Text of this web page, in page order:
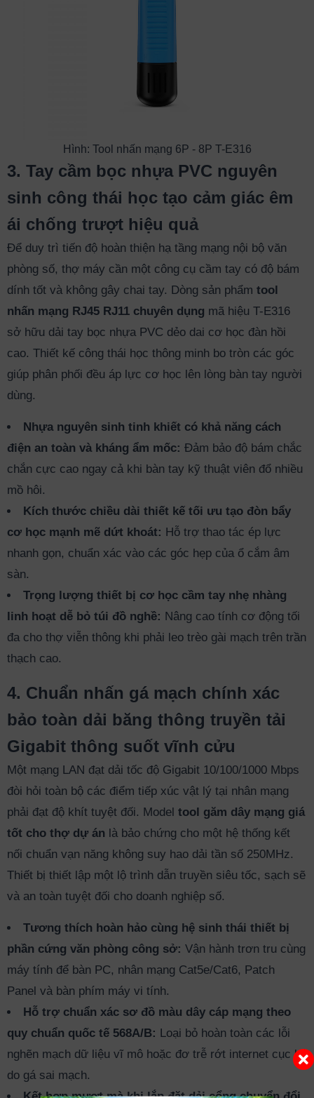
Hình: Tool nhấn mạng 6P - 8P T-E316
3. Tay cầm bọc nhựa PVC nguyên
sinh công thái học tạo cảm giác êm
ái chống trượt hiệu quả
Để duy trì tiến độ hoàn thiện hạ tầng mạng nội bộ văn
phòng số, thợ máy cần một công cụ cầm tay có độ bám
dính tốt và không gây chai tay. Dòng sản phẩm tool
nhấn mạng RJ45 RJ11 chuyên dụng mã hiệu T-E316
sở hữu dải tay bọc nhựa PVC dẻo dai cơ học đàn hồi
cao. Thiết kế công thái học thông minh bo tròn các góc
giúp phân phối đều áp lực cơ học lên lòng bàn tay người
dùng.
Nhựa nguyên sinh tinh khiết có khả năng cách
điện an toàn và kháng ẩm mốc: Đảm bảo độ bám chắc
chắn cực cao ngay cả khi bàn tay kỹ thuật viên đổ nhiều
mồ hôi.
Kích thước chiều dài thiết kế tối ưu tạo đòn bẩy
cơ học mạnh mẽ dứt khoát: Hỗ trợ thao tác ép lực
nhanh gọn, chuẩn xác vào các góc hẹp của ổ cắm âm
sàn.
Trọng lượng thiết bị cơ học cầm tay nhẹ nhàng
linh hoạt dễ bỏ túi đồ nghề: Nâng cao tính cơ động tối
đa cho thợ viễn thông khi phải leo trèo gài mạch trên trần
thạch cao.
4. Chuẩn nhấn gá mạch chính xác
bảo toàn dải băng thông truyền tải
Gigabit thông suốt vĩnh cửu
Một mạng LAN đạt dải tốc độ Gigabit 10/100/1000 Mbps
đòi hỏi toàn bộ các điểm tiếp xúc vật lý tại nhân mạng
phải đạt độ khít tuyệt đối. Model tool găm dây mạng giá
tốt cho thợ dự án là bảo chứng cho một hệ thống kết
nối chuẩn vạn năng không suy hao dải tần số 250MHz.
Thiết bị thiết lập một lộ trình dẫn truyền siêu tốc, sạch sẽ
và an toàn tuyệt đối cho doanh nghiệp số.
Tương thích hoàn hảo cùng hệ sinh thái thiết bị
phần cứng văn phòng công sở: Vận hành trơn tru cùng
máy tính để bàn PC, nhân mạng Cat5e/Cat6, Patch
Panel và bàn phím máy vi tính.
Hỗ trợ chuẩn xác sơ đồ màu dây cáp mạng theo
quy chuẩn quốc tế 568A/B: Loại bỏ hoàn toàn các lỗi
nghẽn mạch dữ liệu vĩ mô hoặc đơ trễ rớt internet cục bộ
do gá sai mạch.